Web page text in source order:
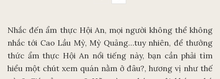
Nhắc đến ẩm thực Hội An, mọi người không thể không
nhắc tới Cao Lầu Mỳ, Mỳ Quảng…tuy nhiên, để thưởng
thức ẩm thực Hội An nổi tiếng này, bạn cần phải tìm
hiểu một chút xem quán nằm ở đâu?, hương vị như thế